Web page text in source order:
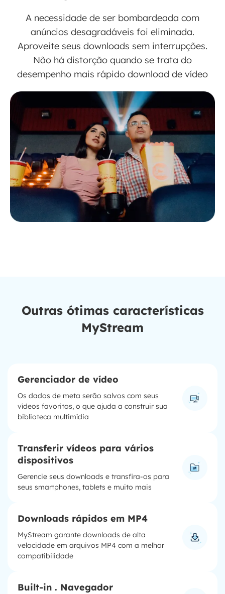
A necessidade de ser bombardeada com
anúncios desagradáveis ​​foi eliminada.
Aproveite seus downloads sem interrupções.
Não há distorção quando se trata do
desempenho mais rápido download de vídeo
Outras ótimas características
MyStream
Gerenciador de vídeo
Os dados de meta serão salvos com seus
vídeos favoritos, o que ajuda a construir sua
biblioteca multimídia
Transferir vídeos para vários
dispositivos
Gerencie seus downloads e transfira-os para
seus smartphones, tablets e muito mais
Downloads rápidos em MP4
MyStream garante downloads de alta
velocidade em arquivos MP4 com a melhor
compatibilidade
Built-in . Navegador